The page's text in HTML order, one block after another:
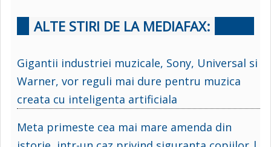
ALTE STIRI DE LA MEDIAFAX:
Gigantii industriei muzicale, Sony, Universal si
Warner, vor reguli mai dure pentru muzica
creata cu inteligenta artificiala
Meta primeste cea mai mare amenda din